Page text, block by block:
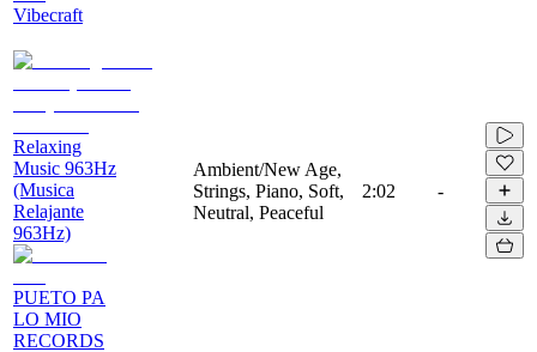
Vibecraft
Relaxing
Music 963Hz
(Musica
Relajante
963Hz)
PUETO PA
LO MIO
RECORDS
Ambient/New Age,
Strings, Piano, Soft,
Neutral, Peaceful
2:02 -